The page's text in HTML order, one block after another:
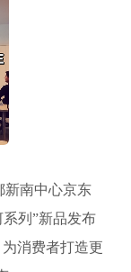
南中心京东
列”新品发布
消费者打造更